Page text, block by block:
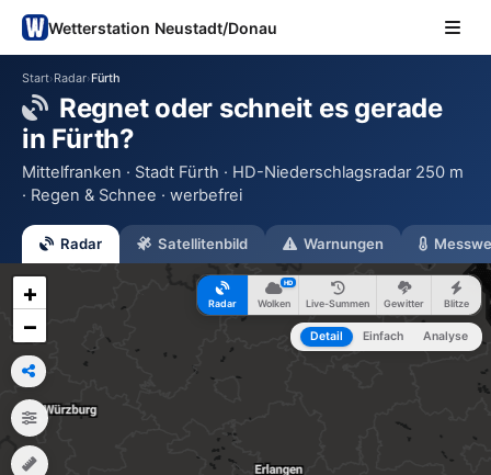
Wetterstation Neustadt/Donau
Start›Radar›Fürth
Regnet oder schneit es gerade
in Fürth?
Mittelfranken · Stadt Fürth · HD-Niederschlagsradar 250 m
· Regen & Schnee · werbefrei
Radar Satellitenbild Warnungen
Radar Wolken
HD
Live-Summen Gewitter Blitze
Detail Einfach Analyse
+
−